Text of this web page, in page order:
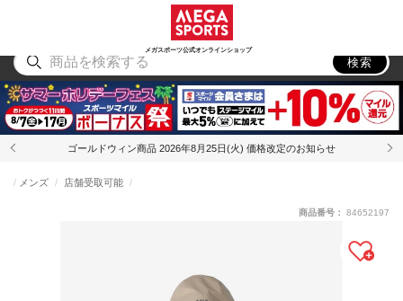
メガスポーツ公式オンラインショップ
アウトドア
検索
ゴールドウィン商品 2026年8月25日(火) 価格改定のお知らせ
メンズ 店舗受取可能
商品番号： 84652197